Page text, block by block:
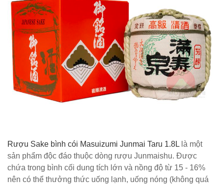
Rượu Sake bình cói Masuizumi Junmai Taru 1.8L là một
sản phẩm độc đáo thuộc dòng rượu Junmaishu. Được
chứa trong bình cối dung tích lớn và nồng độ từ 15 - 16%
nên có thể thưởng thức uống lạnh, uống nóng (không quá